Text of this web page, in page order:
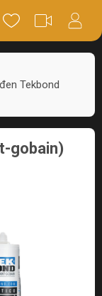
Tekbond
Review
gobain)